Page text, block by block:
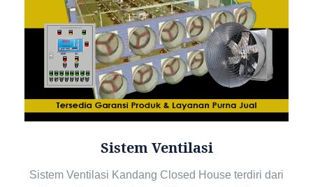
Sistem Ventilasi
Sistem Ventilasi Kandang Closed House terdiri dari